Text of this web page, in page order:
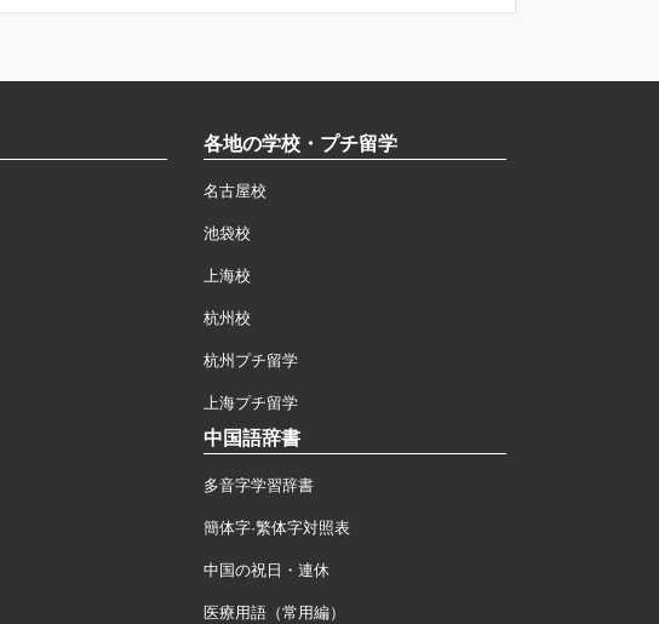
各地の学校・プチ留学
名古屋校
池袋校
上海校
杭州校
杭州プチ留学
上海プチ留学
中国語辞書
多音字学習辞書
簡体字·繁体字対照表
中国の祝日・連休
医療用語（常用編）